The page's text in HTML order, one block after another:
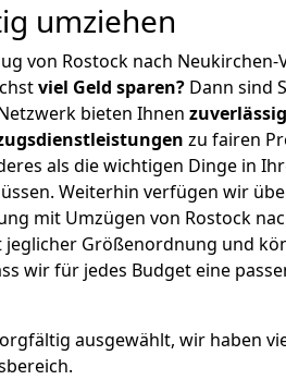
umziehen
von Rostock nach Neukirchen-
viel Geld sparen? Dann sind
bieten Ihnen
zu fairen
als die wichtigen Dinge in
Weiterhin verfügen wir
mit Umzügen von Rostock
jeglicher Größenordnung und
wir für jedes Budget eine
ausgewählt, wir haben